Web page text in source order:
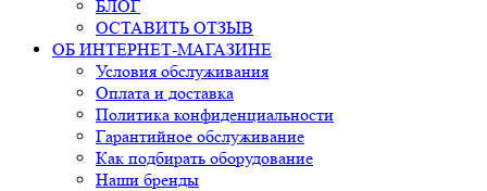
БЛОГ
ОСТАВИТЬ ОТЗЫВ
ОБ ИНТЕРНЕТ-МАГАЗИНЕ
Условия обслуживания
Оплата и доставка
Политика конфиденциальности
Гарантийное обслуживание
Как подбирать оборудование
Наши бренды